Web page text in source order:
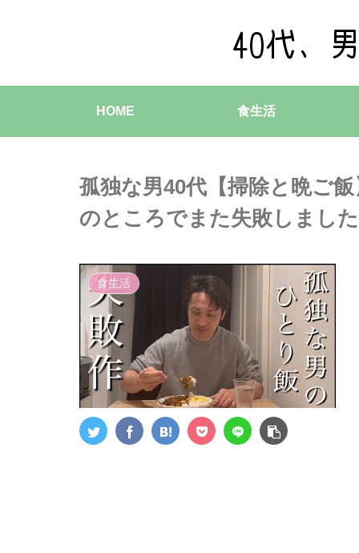
HOME 食生活
孤独な男40代【掃除と晩ご
のところでまた失敗しました
食生活